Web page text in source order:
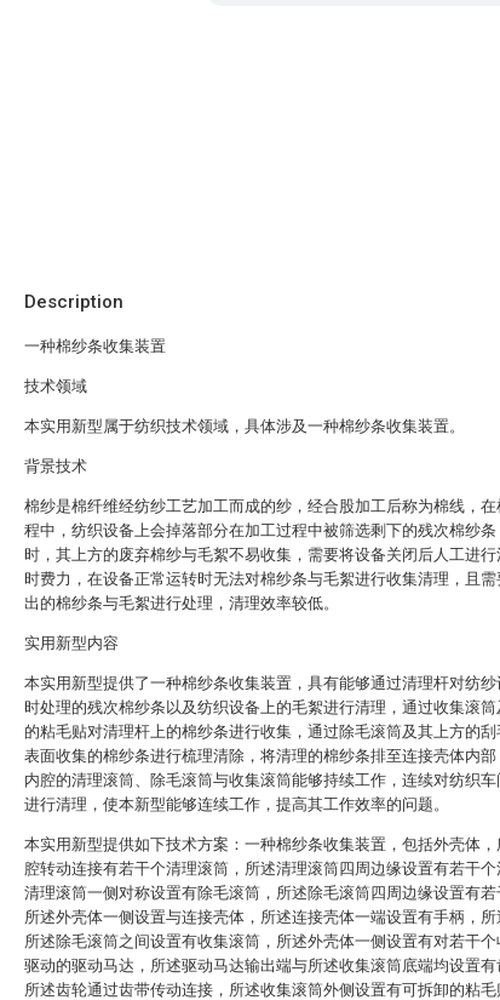
Description
一种棉纱条收集装置
技术领域
本实用新型属于纺织技术领域，具体涉及一种棉纱条收集装置。
背景技术
棉纱是棉纤维经纺纱工艺加工而成的纱，经合股加工后称为棉线，
程中，纺织设备上会掉落部分在加工过程中被筛选剩下的残次棉纱
时，其上方的废弃棉纱与毛絮不易收集，需要将设备关闭后人工进
时费力，在设备正常运转时无法对棉纱条与毛絮进行收集清理，且
出的棉纱条与毛絮进行处理，清理效率较低。
实用新型内容
本实用新型提供了一种棉纱条收集装置，具有能够通过清理杆对纺纱
时处理的残次棉纱条以及纺织设备上的毛絮进行清理，通过收集滚
的粘毛贴对清理杆上的棉纱条进行收集，通过除毛滚筒及其上方的
表面收集的棉纱条进行梳理清除，将清理的棉纱条排至连接壳体内
内腔的清理滚筒、除毛滚筒与收集滚筒能够持续工作，连续对纺织
进行清理，使本新型能够连续工作，提高其工作效率的问题。
本实用新型提供如下技术方案：一种棉纱条收集装置，包括外壳体
腔转动连接有若干个清理滚筒，所述清理滚筒四周边缘设置有若干
清理滚筒一侧对称设置有除毛滚筒，所述除毛滚筒四周边缘设置有若
所述外壳体一侧设置与连接壳体，所述连接壳体一端设置有手柄，
所述除毛滚筒之间设置有收集滚筒，所述外壳体一侧设置有对若干
驱动的驱动马达，所述驱动马达输出端与所述收集滚筒底端均设置
所述齿轮通过齿带传动连接，所述收集滚筒外侧设置有可拆卸的粘